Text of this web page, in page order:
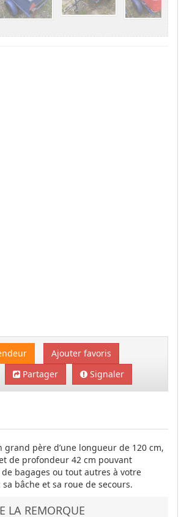
Ajouter favoris
Partager Signaler
grand père d’une longueur de 120 cm,
de profondeur 42 cm pouvant
bagages ou tout autres à votre
bâche et sa roue de secours.
LA REMORQUE